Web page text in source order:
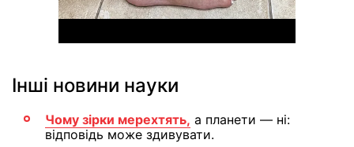
Інші новини науки
Чому зірки мерехтять, а планети — ні:
відповідь може здивувати.